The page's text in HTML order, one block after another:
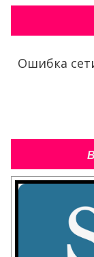
Ошибка